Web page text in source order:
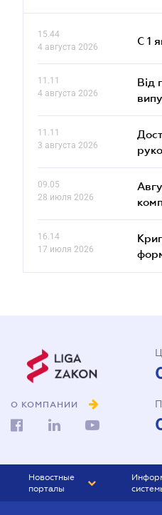
15.44
4 августа 2026
С 1
11.11
4 августа 2026
Від
11.11
3 августа 2026
09.05
28 июля 2026
16.14
17 июля 2026
О КОМПАНИИ
Новостные
порталы